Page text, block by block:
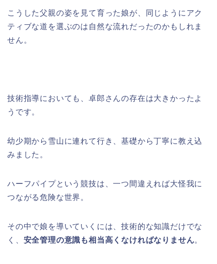
こうした父親の姿を見て育った娘が、同じようにアク
ティブな道を選ぶのは自然な流れだったのかもしれま
せん。
技術指導においても、卓郎さんの存在は大きかったよ
うです。
幼少期から雪山に連れて行き、基礎から丁寧に教え込
みました。
ハーフパイプという競技は、一つ間違えれば大怪我に
つながる危険な世界。
その中で娘を導いていくには、技術的な知識だけでな
く、 安全管理の意識も相当高くなければなりません。